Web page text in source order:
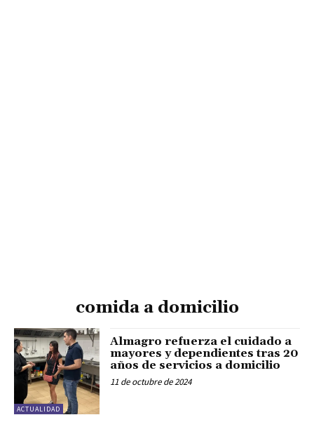
comida a domicilio
ACTUALIDAD
Almagro refuerza el cuidado a
mayores y dependientes tras 20
años de servicios a domicilio
11 de octubre de 2024